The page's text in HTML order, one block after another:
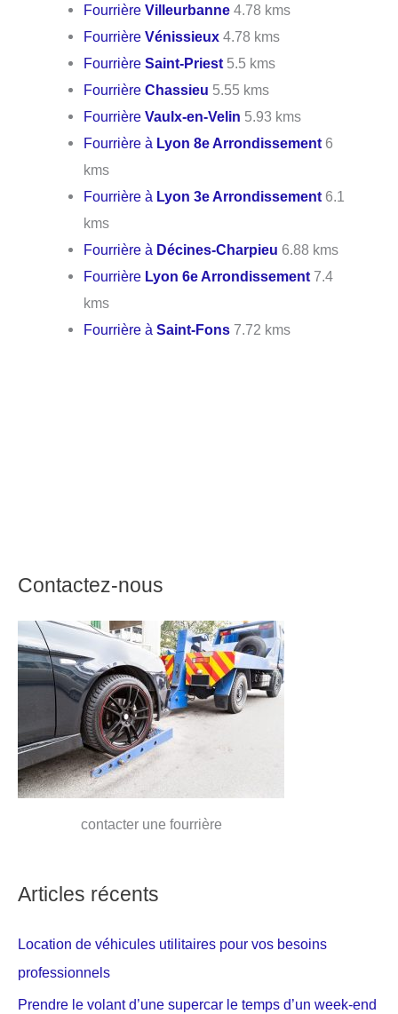
FourrièreVilleurbanne 4.78 kms
FourrièreVénissieux 4.78 kms
FourrièreSaint-Priest 5.5 kms
FourrièreChassieu 5.55 kms
FourrièreVaulx-en-Velin 5.93 kms
Fourrière à Lyon 8e Arrondissement 6
kms
Fourrière à Lyon 3e Arrondissement 6.1
kms
Fourrière à Décines-Charpieu 6.88 kms
Fourrière Lyon 6e Arrondissement 7.4
kms
Fourrière àSaint-Fons 7.72 kms
Contactez-nous
contacter une fourrière
Articles récents
Location de véhicules utilitaires pour vos besoins
professionnels
Prendre le volant d’une supercar le temps d’un week-end